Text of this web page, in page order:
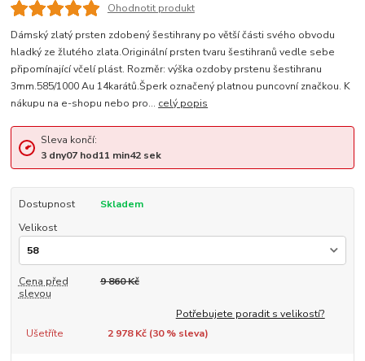
Ohodnotit produkt
Dámský zlatý prsten zdobený šestihrany po větší části svého obvodu
hladký ze žlutého zlata.Originální prsten tvaru šestihranů vedle sebe
připomínající včelí plást. Rozměr: výška ozdoby prstenu šestihranu
3mm.585/1000 Au 14karátů.Šperk označený platnou puncovní značkou. K
nákupu na e-shopu nebo pro... celý popis
Sleva končí:
3 dny07hod11 min42sek
Dostupnost
Skladem
Velikost
Cena před
slevou
9 860 Kč
Potřebujete poradit s velikostí?
Ušetříte
2 978 Kč (30% sleva)